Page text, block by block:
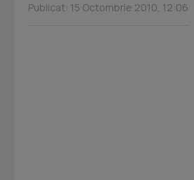
Publicat: 15 Octombrie 2010, 12:06